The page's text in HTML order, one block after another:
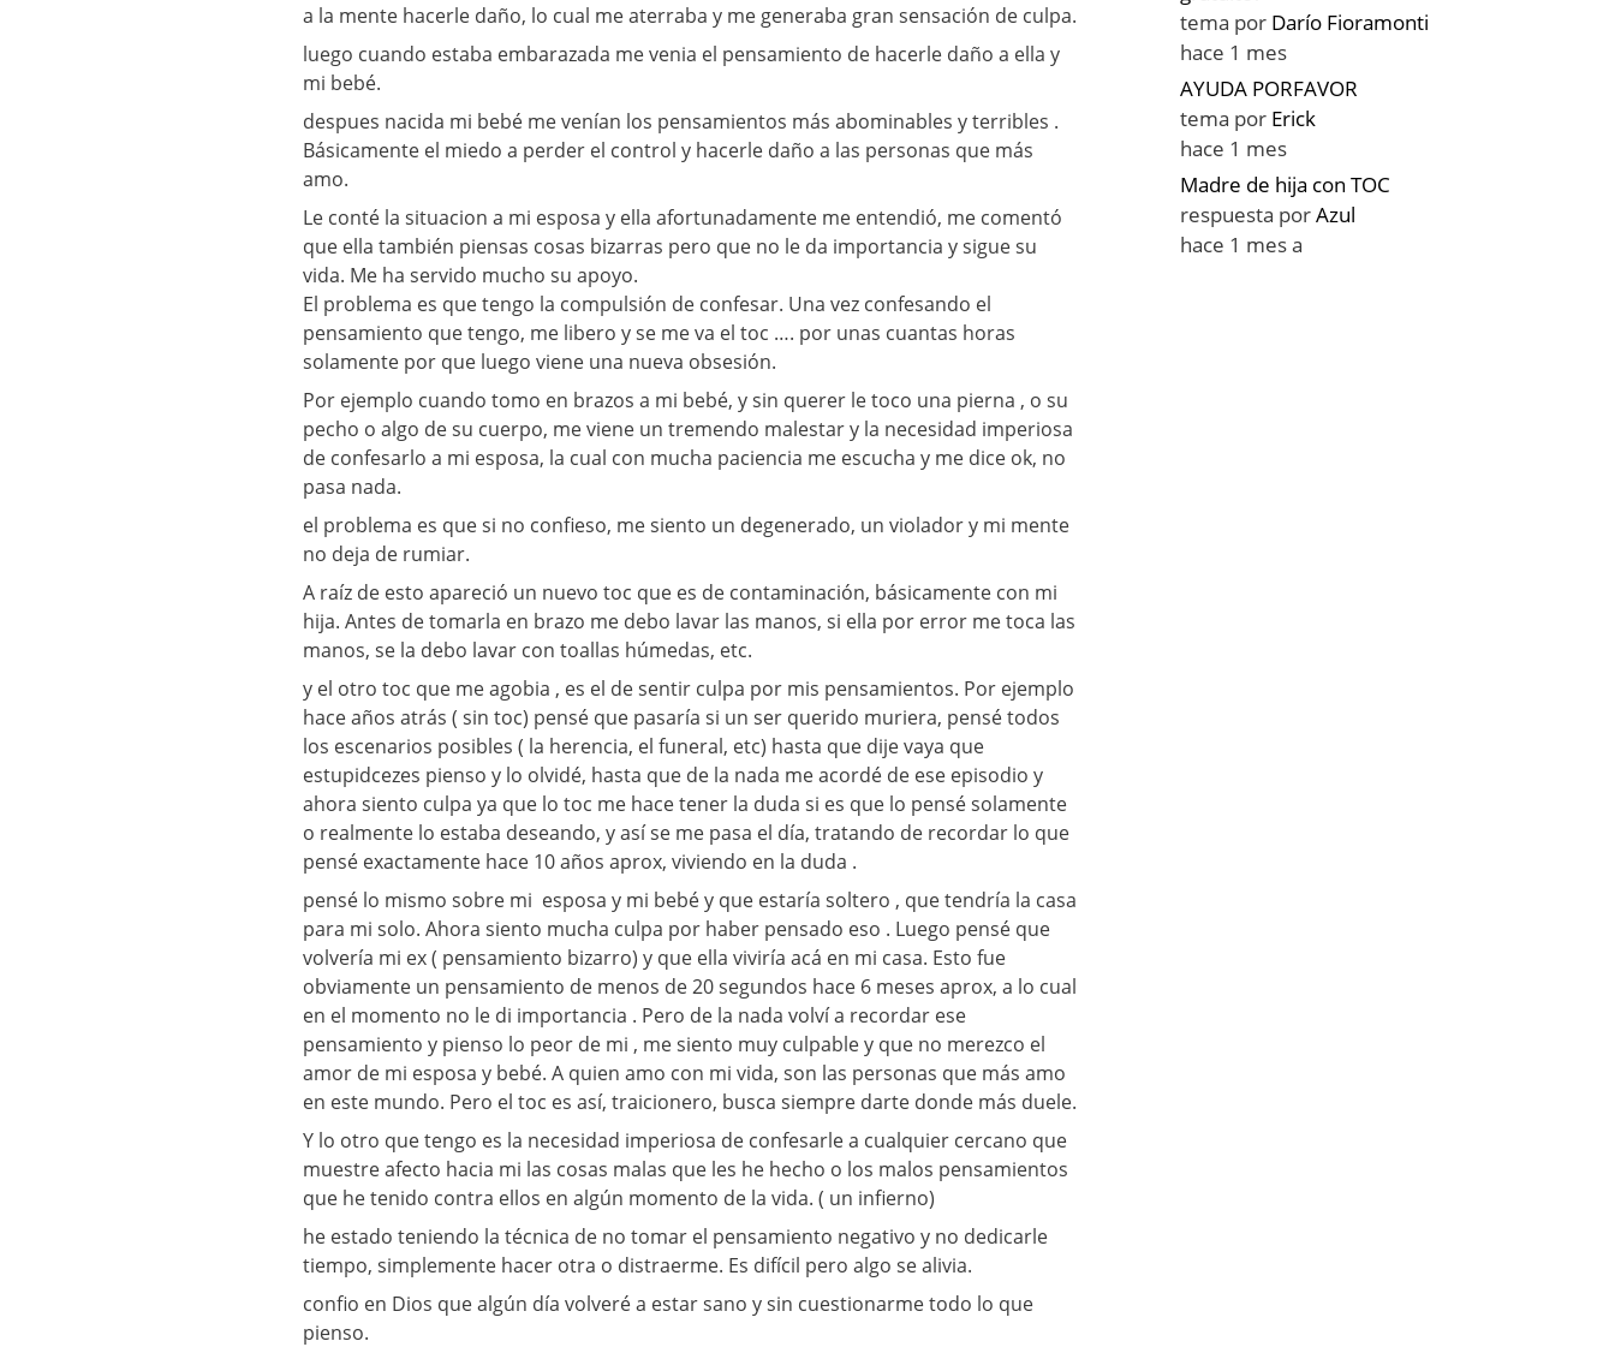
a la mente hacerle daño, lo cual me aterraba y me generaba gran sensación de culpa.
luego cuando estaba embarazada me venia el pensamiento de hacerle daño a ella y
mi bebé.
despues nacida mi bebé me venían los pensamientos más abominables y terribles .
Básicamente el miedo a perder el control y hacerle daño a las personas que más
amo.
Le conté la situacion a mi esposa y ella afortunadamente me entendió, me comentó
que ella también piensas cosas bizarras pero que no le da importancia y sigue su
vida. Me ha servido mucho su apoyo.
El problema es que tengo la compulsión de confesar. Una vez confesando el
pensamiento que tengo, me libero y se me va el toc …. por unas cuantas horas
solamente por que luego viene una nueva obsesión.
Por ejemplo cuando tomo en brazos a mi bebé, y sin querer le toco una pierna , o su
pecho o algo de su cuerpo, me viene un tremendo malestar y la necesidad imperiosa
de confesarlo a mi esposa, la cual con mucha paciencia me escucha y me dice ok, no
pasa nada.
el problema es que si no confieso, me siento un degenerado, un violador y mi mente
no deja de rumiar.
A raíz de esto apareció un nuevo toc que es de contaminación, básicamente con mi
hija. Antes de tomarla en brazo me debo lavar las manos, si ella por error me toca las
manos, se la debo lavar con toallas húmedas, etc.
y el otro toc que me agobia , es el de sentir culpa por mis pensamientos. Por ejemplo
hace años atrás ( sin toc) pensé que pasaría si un ser querido muriera, pensé todos
los escenarios posibles ( la herencia, el funeral, etc) hasta que dije vaya que
estupidcezes pienso y lo olvidé, hasta que de la nada me acordé de ese episodio y
ahora siento culpa ya que lo toc me hace tener la duda si es que lo pensé solamente
o realmente lo estaba deseando, y así se me pasa el día, tratando de recordar lo que
pensé exactamente hace 10 años aprox, viviendo en la duda .
pensé lo mismo sobre mi esposa y mi bebé y que estaría soltero , que tendría la casa
para mi solo. Ahora siento mucha culpa por haber pensado eso . Luego pensé que
volvería mi ex ( pensamiento bizarro) y que ella viviría acá en mi casa. Esto fue
obviamente un pensamiento de menos de 20 segundos hace 6 meses aprox, a lo cual
en el momento no le di importancia . Pero de la nada volví a recordar ese
pensamiento y pienso lo peor de mi , me siento muy culpable y que no merezco el
amor de mi esposa y bebé. A quien amo con mi vida, son las personas que más amo
en este mundo. Pero el toc es así, traicionero, busca siempre darte donde más duele.
Y lo otro que tengo es la necesidad imperiosa de confesarle a cualquier cercano que
muestre afecto hacia mi las cosas malas que les he hecho o los malos pensamientos
que he tenido contra ellos en algún momento de la vida. ( un infierno)
he estado teniendo la técnica de no tomar el pensamiento negativo y no dedicarle
tiempo, simplemente hacer otra o distraerme. Es difícil pero algo se alivia.
confio en Dios que algún día volveré a estar sano y sin cuestionarme todo lo que
pienso.
tema por Darío Fioramonti
hace 1 mes
AYUDA PORFAVOR
tema por Erick
hace 1 mes
Madre de hija con TOC
respuesta porAzul
hace 1 mes a